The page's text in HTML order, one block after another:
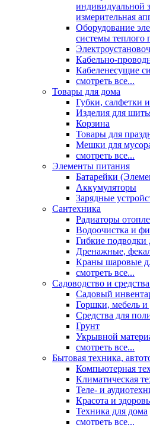
индивидуальной
измерительная
Оборудование
системы теплого
Кабельно-
Кабеленесущие
смотреть все...
Товары для дома
Губки, салфетки
Изделия для
Корзина
Товары для
Мешки для
смотреть все...
Элементы питания
Батарейки
Аккумуляторы
Зарядные
Сантехника
Радиаторы
Водоочистка и
Гибкие подводки
Дренажные,
Краны шаровые
смотреть все...
Садоводство и
Садовый
Горшки, мебель и
Средства для
Грунт
Укрывной
смотреть все...
Бытовая техника,
Компьютерная
Климатическая
Теле- и
Красота и
Техника для дома
смотреть все...